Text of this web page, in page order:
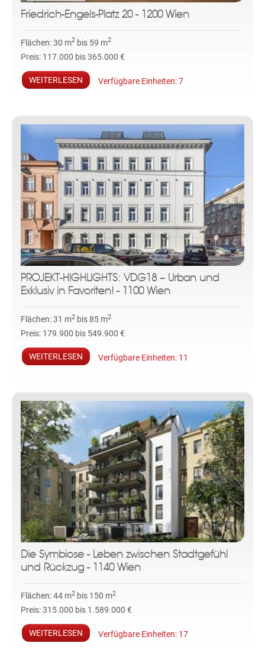
Friedrich-Engels-Platz 20 - 1200 Wien
Flächen:30 m2 bis 59 m2
Preis: 117.000 bis 365.000 €
WEITERLESEN Verfügbare Einheiten:7
PROJEKT-HIGHLIGHTS: VDG18 – Urban und
Exklusiv in Favoriten! - 1100 Wien
Flächen:31 m2 bis 85 m2
Preis: 179.900 bis 549.900 €
WEITERLESEN Verfügbare Einheiten: 11
Die Symbiose - Leben zwischen Stadtgefühl
und Rückzug - 1140 Wien
Flächen:44 m2 bis 150 m2
Preis:315.000 bis 1.589.000 €
WEITERLESEN Verfügbare Einheiten: 17